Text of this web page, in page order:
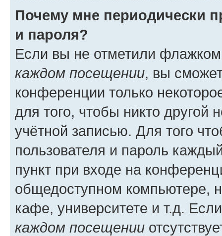
Почему мне периодически
и пароля?
Если вы не отметили
каждом посещении, вы
конференции только
для того, чтобы никто другой
учётной записью. Для того
пользователя и пароль
пункт при входе на
общедоступном компьютере,
кафе, университете и т.д.
каждом посещении